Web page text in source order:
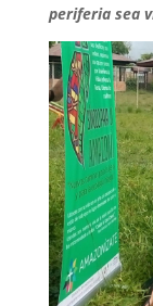
periferia sea